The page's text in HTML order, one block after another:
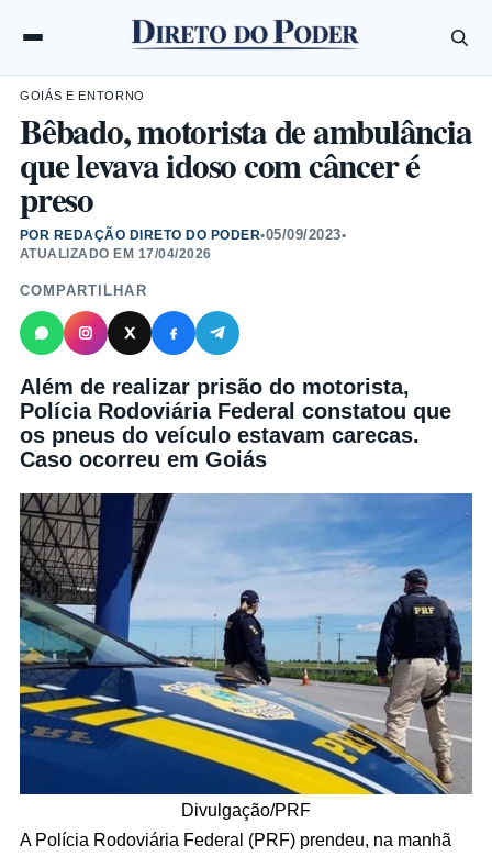
GOIÁS E ENTORNO
Bêbado, motorista de ambulância
que levava idoso com câncer é
preso
POR REDAÇÃO DIRETO DO PODER•05/09/2023•
ATUALIZADO EM 17/04/2026
COMPARTILHAR
Além de realizar prisão do motorista,
Polícia Rodoviária Federal constatou que
os pneus do veículo estavam carecas.
Caso ocorreu em Goiás
Divulgação/PRF
A Polícia Rodoviária Federal (PRF) prendeu, na manhã